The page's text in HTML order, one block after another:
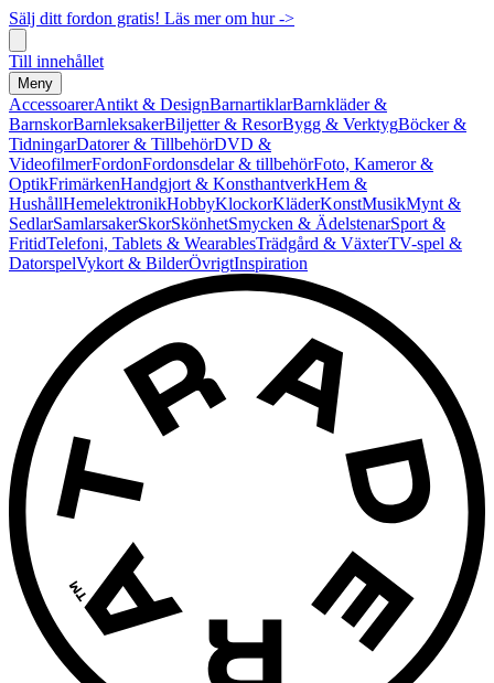
Sälj ditt fordon gratis! Läs mer om hur ->
Till innehållet
Meny
AccessoarerAntikt & DesignBarnartiklarBarnkläder &
BarnskorBarnleksakerBiljetter & ResorBygg & VerktygBöcker &
TidningarDatorer & TillbehörDVD &
VideofilmerFordonFordonsdelar & tillbehörFoto, Kameror &
OptikFrimärkenHandgjort & KonsthantverkHem &
HushållHemelektronikHobbyKlockorKläderKonstMusikMynt &
SedlarSamlarsakerSkorSkönhetSmycken & ÄdelstenarSport &
FritidTelefoni, Tablets & WearablesTrädgård & VäxterTV-spel &
DatorspelVykort & BilderÖvrigtInspiration